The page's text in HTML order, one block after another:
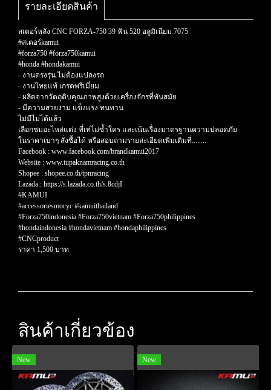
รายละเอียดสินค้า
สเตอร์หลัง CNC FORZA-750 39 ฟัน 520 อลูมิเนียม 7075
#สเตอร์kamui
#forza750 #forza750kamui
#honda #hondakamui
- งานตรงรุ่น ไม่ต้องแปลงรถ
- งานไทยแท้ เกรดพรีเมี่ยม
- ผลิตจากวัตถุดิบคุณภาพสูงด้วยเครื่องจักรที่ทันสมัย
- มีความสวยงาม แข็งแรง ทนทาน
ไม่มีไม่ได้แล้ว
เลือกชมอะไหล่แต่ง ที่เท่ไม่ซ้ำใคร และเน้นเรื่องมาตรฐานความปลอดภัย
ในราคาเบาๆ สั่งซื้อได้ หรือสอบถามรายละเอียดเพิ่มเติมที่........
Facebook : www.facebook.com/brandkamui2017
Website : www.tupaknamracing.co.th
Shopee : shopee.co.th/tpnracing
Lazada : https://s.lazada.co.th/s.8cdjI
#KAMUI
#accessoriesmocyc #kamuithailand
#Forza750indonesia #Forza750vietnam #Forza750philippines
#hondaindonesia #hondavietnam #hondaphilippines
#CNCproduct
ราคา 1,500 บาท
สินค้าเกี่ยวข้อง
New New